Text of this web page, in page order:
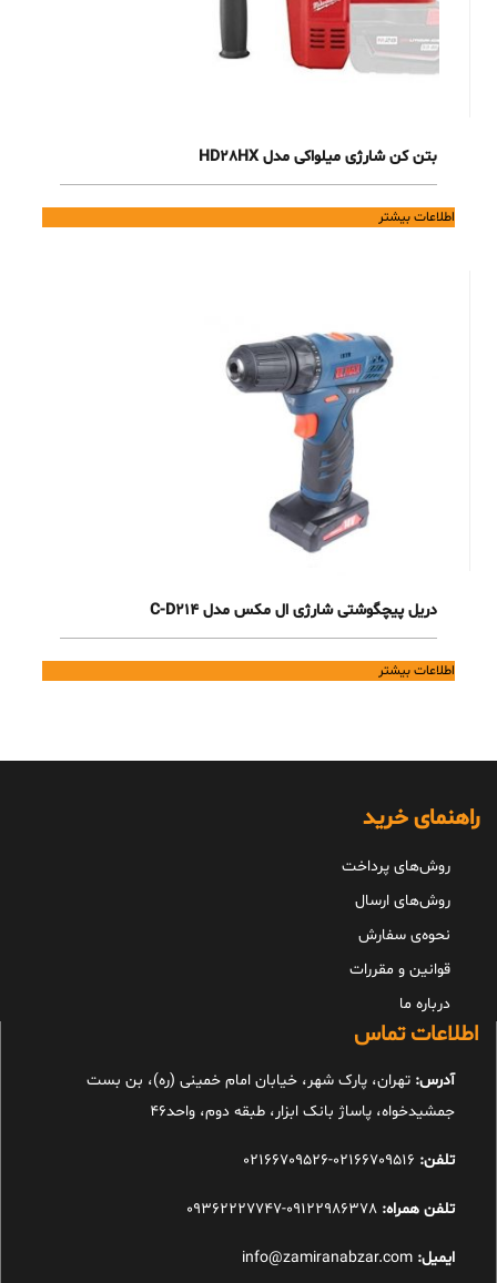
بتن کن شارژی میلواکی مدل HD28HX
اطلاعات بیشتر
دریل پیچگوشتی شارژی ال مکس مدل C-D214
اطلاعات بیشتر
راهنمای خرید
روش‌های پرداخت
روش‌های ارسال
نحوه‌ی سفارش
قوانین و مقررات
درباره ما
اطلاعات تماس
آدرس: تهران، پارک شهر، خیابان امام خمینی (ره)، بن بست
جمشیدخواه، پاساژ بانک ابزار، طبقه دوم، واحد46
تلفن:
تلفن همراه: 09122986378-09362227747
ایمیل: